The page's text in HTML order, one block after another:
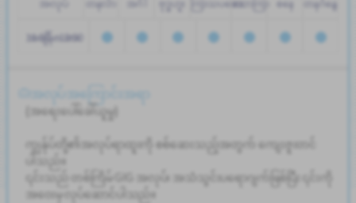
အချိန်ဇယား
တနင်္လာ အင်္ဂါ ဗုဒ္ဓဟူး ကြာသပတေးသောကြာ စနေ တနင်္ဂနွေ
11:00 - 19:00
အလုပ်အကြောင်းအရာ
{အရေးပေါ်ခေါ်ယူမှု}
ကျွန်ုပ်တို့၏အလုပ်ရာထူးကို စစ်ဆေးသည့်အတွက် ကျေးဇူးတင်
ပါသည်။
၎င်းသည် တစ်ကြိမ် GIG အလုပ်၊ အသံသွင်းပရောဂျက်ဖြစ်ပြီး ၎င်းကို
အဝေးမှ လုပ်ဆောင်ပါသည်။